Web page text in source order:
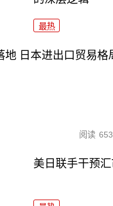
最热
地 日本进出口贸易格
阅读
美日联手干预